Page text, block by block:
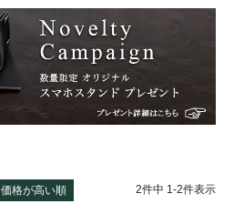
価格が高い順 2件中 1-2件表示